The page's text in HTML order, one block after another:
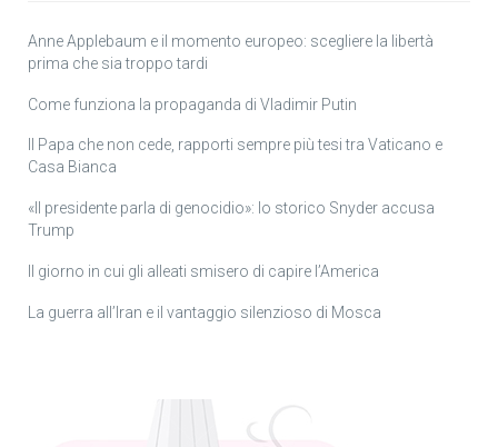
Anne Applebaum e il momento europeo: scegliere la libertà
prima che sia troppo tardi
Come funziona la propaganda di Vladimir Putin
Il Papa che non cede, rapporti sempre più tesi tra Vaticano e
Casa Bianca
«Il presidente parla di genocidio»: lo storico Snyder accusa
Trump
Il giorno in cui gli alleati smisero di capire l’America
La guerra all’Iran e il vantaggio silenzioso di Mosca